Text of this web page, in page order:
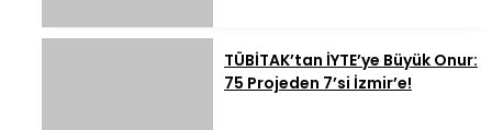
TÜBİTAK’tan İYTE’ye Büyük Onur:
75 Projeden 7’si İzmir’e!